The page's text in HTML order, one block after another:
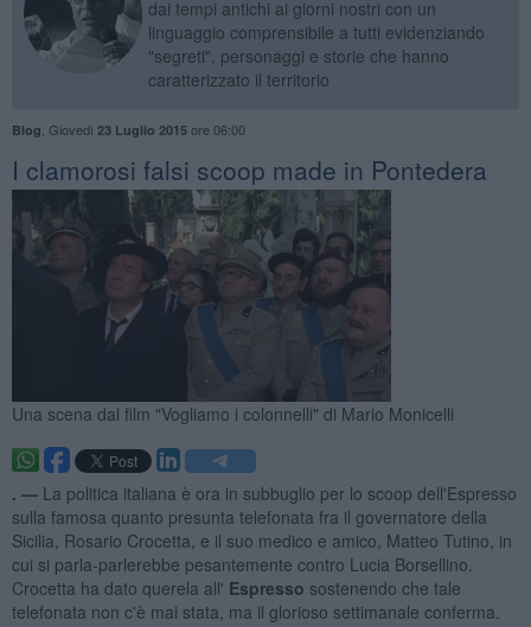
dai tempi antichi ai giorni nostri con un
linguaggio comprensibile a tutti evidenziando
"segreti", personaggi e storie che hanno
caratterizzato il territorio
Blog Giovedì 23 Luglio 2015ore 06:00
​I clamorosi falsi scoop made in Pontedera
Una scena dal film "Vogliamo i colonnelli" di Mario Monicelli
. — La politica italiana è ora in subbuglio per lo scoop dell'Espresso
sulla famosa quanto presunta telefonata fra il governatore della
Sicilia, Rosario Crocetta, e il suo medico e amico, Matteo Tutino, in
cui si parla-parlerebbe pesantemente contro Lucia Borsellino.
Crocetta ha dato querela all' Espresso sostenendo che tale
telefonata non c'è mai stata, ma il glorioso settimanale conferma.